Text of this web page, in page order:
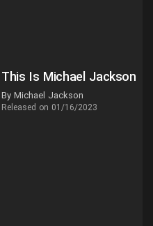
This Is Michael Jackson
By Michael Jackson
Released on 01/16/2023